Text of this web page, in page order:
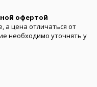
офертой
а цена отличаться от
необходимо уточнять у